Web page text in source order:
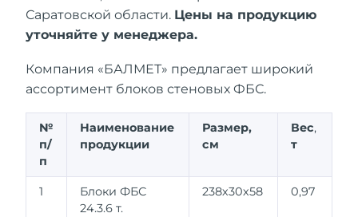
Саратовской области. Цены на продукцию
уточняйте у менеджера.
Компания «БАЛМЕТ» предлагает широкий
ассортимент блоков стеновых ФБС.
№
п/
п
Наименование
продукции
Размер,
см
Вес,
т
1
Блоки ФБС
24.3.6 т.
238х30х58 0,97